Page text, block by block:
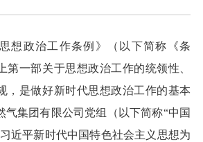
想政治工作条例》（以下简称《条
第一部关于思想政治工作的统领性、
，是做好新时代思想政治工作的基本
气集团有限公司党组（以下简称“中国
近平新时代中国特色社会主义思想为